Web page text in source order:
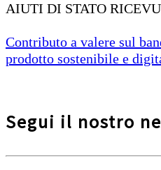
AIUTI DI STATO
Contributo a valere sul
prodotto sostenibile e
Segui il nostro